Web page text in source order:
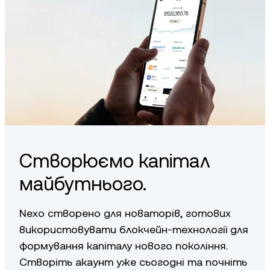
You can buy AAVE with crypto, debit/credit card, or bank
transfer, depending on regional availability.
Створюємо капітал
майбутнього.
Nexo створено для новаторів, готових
використовувати блокчейн-технології для
формування капіталу нового покоління.
Створіть акаунт уже сьогодні та почніть